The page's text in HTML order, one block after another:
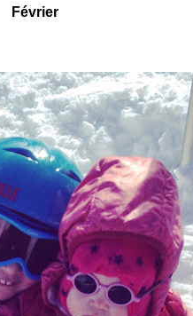
Février